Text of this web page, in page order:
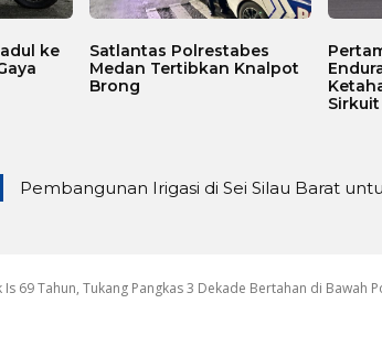
ke
Satlantas Polrestabes
Medan Tertibkan Knalpot
Brong
Pembangunan Irigasi di Sei Silau Barat
Is 69 Tahun, Tukang Pangkas 3 Dekade Bertahan di Bawah